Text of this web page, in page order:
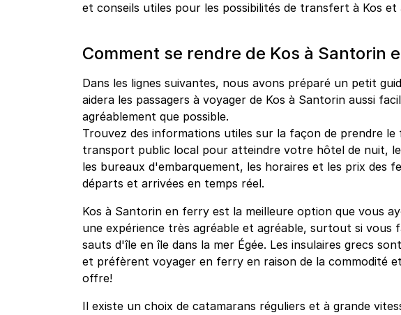
et conseils utiles pour les possibilités de transfert à Kos et
Comment se rendre de Kos à Santorin
Dans les lignes suivantes, nous avons préparé un petit
aidera les passagers à voyager de Kos à Santorin aussi
agréablement que possible.
Trouvez des informations utiles sur la façon de prendre
transport public local pour atteindre votre hôtel de nuit,
les bureaux d'embarquement, les horaires et les prix des
départs et arrivées en temps réel.
Kos à Santorin en ferry est la meilleure option que vous
une expérience très agréable et agréable, surtout si vous
sauts d'île en île dans la mer Égée. Les insulaires grecs
et préfèrent voyager en ferry en raison de la commodité
offre!
Il existe un choix de catamarans réguliers et à grande